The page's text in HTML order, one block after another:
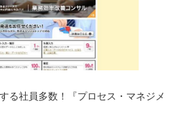
る社員多数！『プロセス・マネジメ